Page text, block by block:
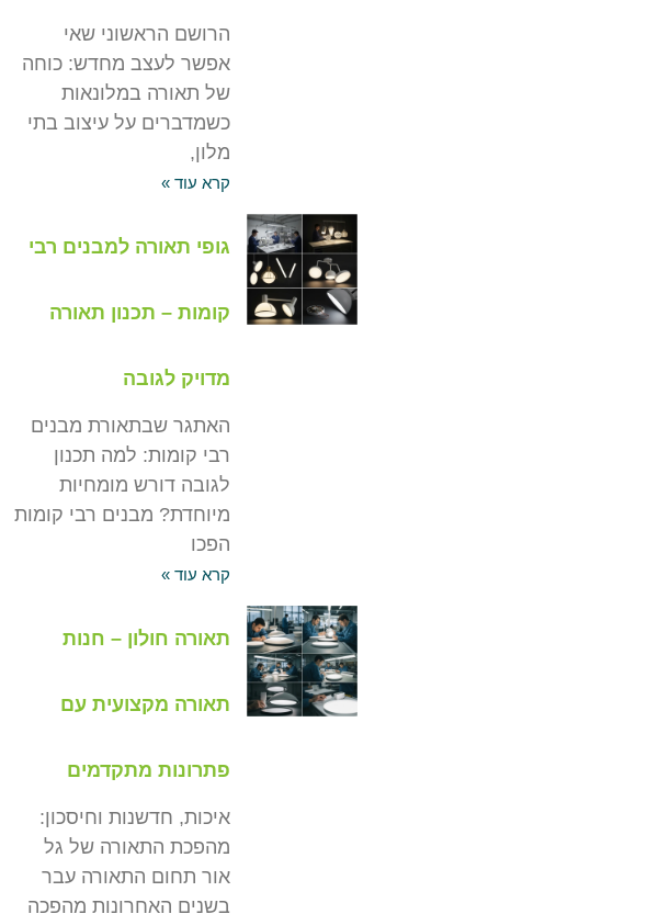
הרושם הראשוני שאי
אפשר לעצב מחדש: כוחה
של תאורה במלונאות
כשמדברים על עיצוב בתי
מלון,
קרא עוד »
גופי תאורה למבנים רבי
קומות – תכנון תאורה
מדויק לגובה
האתגר שבתאורת מבנים
רבי קומות: למה תכנון
לגובה דורש מומחיות
מיוחדת? מבנים רבי קומות
הפכו
קרא עוד »
תאורה חולון – חנות
תאורה מקצועית עם
פתרונות מתקדמים
איכות, חדשנות וחיסכון:
מהפכת התאורה של גל
אור תחום התאורה עבר
בשנים האחרונות מהפכה